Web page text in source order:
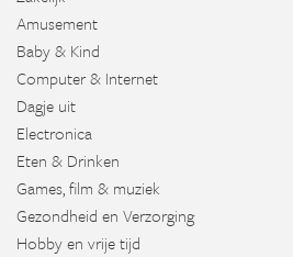
Amusement
Baby & Kind
Computer & Internet
Dagje uit
Electronica
Eten & Drinken
Games, film & muziek
Gezondheid en Verzorging
Hobby en vrije tijd